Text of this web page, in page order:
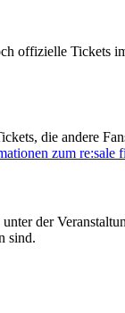
offizielle Tickets
die andere
zum re:sale
der
sind.